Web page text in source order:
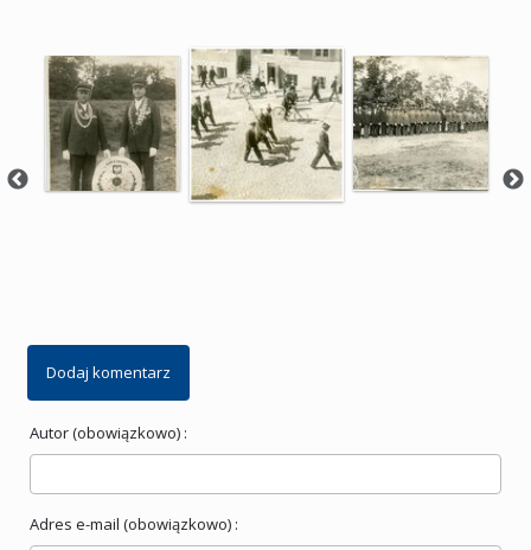
Dodaj komentarz
Autor (obowiązkowo) :
Adres e-mail (obowiązkowo) :